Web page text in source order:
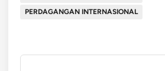
PERDAGANGAN INTERNASIONAL